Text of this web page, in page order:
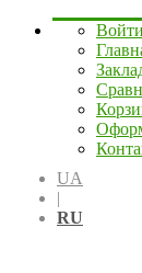
Войти
UA
|
RU